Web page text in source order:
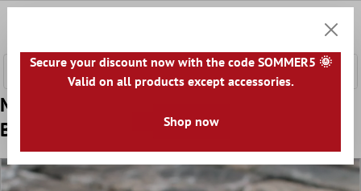
Muster von Mosaikfliesen Marmor Havel
Brick Castanao
Secure your discount now with the code SOMMER5 🌞
Valid on all products except accessories.
Shop now